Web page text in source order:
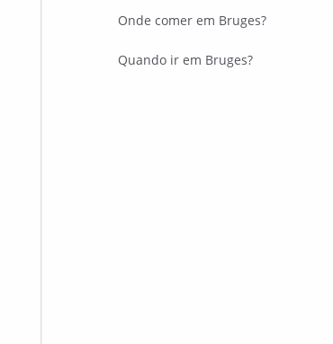
Onde comer em Bruges?
Quando ir em Bruges?